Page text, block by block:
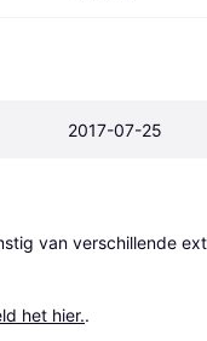
2017-07-25
van verschillende
het hier..